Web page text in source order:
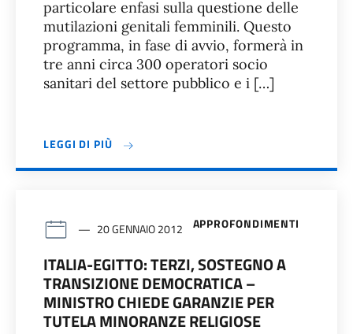
particolare enfasi sulla questione delle
mutilazioni genitali femminili. Questo
programma, in fase di avvio, formerà in
tre anni circa 300 operatori socio
sanitari del settore pubblico e i […]
LEGGI DI PIÙ
APPROFONDIMENTI
20 GENNAIO 2012
ITALIA-EGITTO: TERZI, SOSTEGNO A
TRANSIZIONE DEMOCRATICA –
MINISTRO CHIEDE GARANZIE PER
TUTELA MINORANZE RELIGIOSE